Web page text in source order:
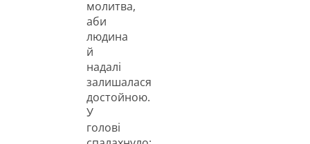
молитва,
аби
людина
й
надалі
залишалася
достойною.
У
голові